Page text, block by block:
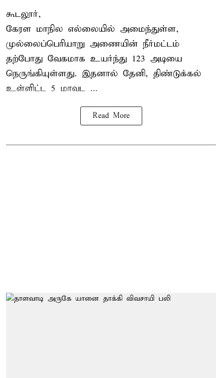
கூடலூர்,
கேரள மாநில எல்லையில் அமைந்துள்ள,
முல்லைப்பெரியாறு அணையின் நீர்மட்டம்
தற்போது வேகமாக உயர்ந்து 123 அடியை
நெருங்கியுள்ளது. இதனால் தேனி, திண்டுக்கல்
உள்ளிட்ட 5 மாவட ...
Read More